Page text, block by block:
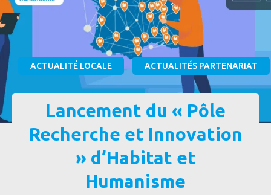
ACTUALITÉ LOCALE ACTUALITÉS PARTENARIAT
Lancement du « Pôle
Recherche et Innovation
» d’Habitat et
Humanisme